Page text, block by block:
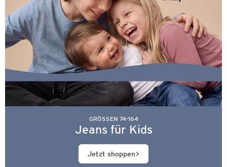
GRÖSSEN 74-164
Jeans für Kids
Jetzt shoppen